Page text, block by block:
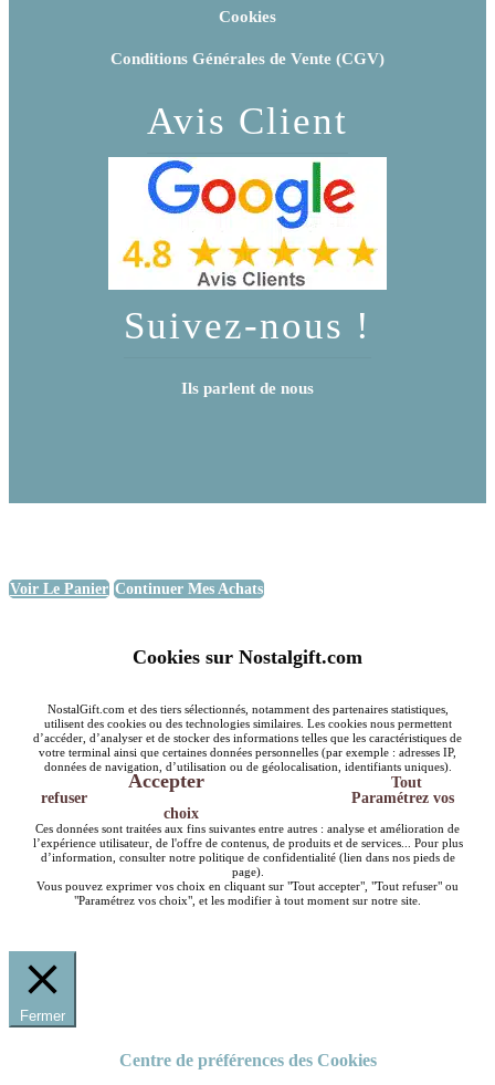
Cookies
Conditions Générales de Vente (CGV)
Avis Client
Suivez-nous !
Ils parlent de nous
Voir Le Panier Continuer Mes Achats
Cookies sur Nostalgift.com
NostalGift.com et des tiers sélectionnés, notamment des partenaires statistiques,
utilisent des cookies ou des technologies similaires. Les cookies nous permettent
d’accéder, d’analyser et de stocker des informations telles que les caractéristiques de
votre terminal ainsi que certaines données personnelles (par exemple : adresses IP,
données de navigation, d’utilisation ou de géolocalisation, identifiants uniques).
Accepter
Tout
refuser
Paramétrez vos
choix
Ces données sont traitées aux fins suivantes entre autres : analyse et amélioration de
l’expérience utilisateur, de l'offre de contenus, de produits et de services... Pour plus
d’information, consulter notre politique de confidentialité (lien dans nos pieds de
page).
Vous pouvez exprimer vos choix en cliquant sur "Tout accepter", "Tout refuser" ou
"Paramétrez vos choix", et les modifier à tout moment sur notre site.
Fermer
Centre de préférences des Cookies